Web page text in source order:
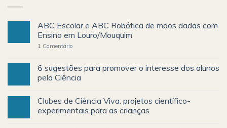
ABC Escolar e ABC Robótica de mãos dadas com
Ensino em Louro/Mouquim
1 Comentário
6 sugestões para promover o interesse dos alunos
pela Ciência
Clubes de Ciência Viva: projetos científico-
experimentais para as crianças